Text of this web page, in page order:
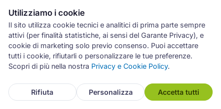
Modena
Bastiglia, Bomporto, Campogalliano, Carpi,
Castelfranco Emilia, Castelnuovo Rangone,
Castelvetro di Modena, Cavezzo, Concordia sulla
Secchia, Fanano, Finale Emilia, Fiorano
Modenese, Fiumalbo, Formigine, Frassinoro,
Guiglia, Lama Mocogno, Maranello, Marano sul
Utilizziamo i cookie
Il sito utilizza cookie tecnici e analitici di prima parte sempre
attivi (per finalità statistiche, ai sensi del Garante Privacy), e
cookie di marketing solo previo consenso. Puoi accettare
tutti i cookie, rifiutarli o personalizzare le tue preferenze.
Scopri di più nella nostra Privacy e Cookie Policy.
Rifiuta Personalizza Accetta tutti